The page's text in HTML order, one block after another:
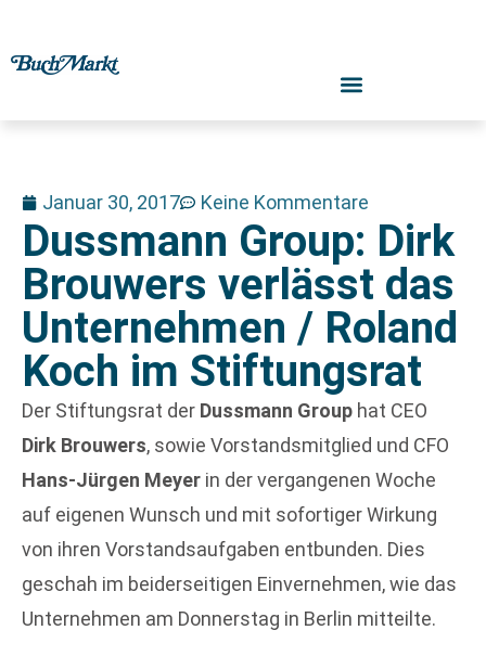
Januar 30, 2017 Keine Kommentare
Dussmann Group: Dirk
Brouwers verlässt das
Unternehmen / Roland
Koch im Stiftungsrat
Der Stiftungsrat der Dussmann Group hat CEO
Dirk Brouwers, sowie Vorstandsmitglied und CFO
Hans-Jürgen Meyer in der vergangenen Woche
auf eigenen Wunsch und mit sofortiger Wirkung
von ihren Vorstandsaufgaben entbunden. Dies
geschah im beiderseitigen Einvernehmen, wie das
Unternehmen am Donnerstag in Berlin mitteilte.